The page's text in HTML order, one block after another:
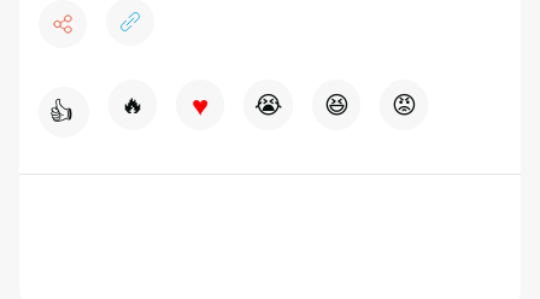
👍 🔥 ♥ 😭 😆 😡